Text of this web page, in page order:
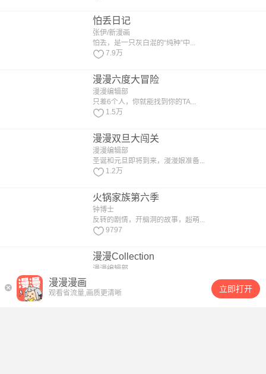
怕丢日记
张伊/新漫画
怕丢，是一只灰白混的“纯种”中...
7.9万
漫漫六度大冒险
漫漫编辑部
只差6个人，你就能找到你的TA...
1.5万
漫漫双旦大闯关
漫漫编辑部
圣诞和元旦即将到来，漫漫娘准备...
1.2万
火锅家族第六季
钟博士
反转的剧情，开脑洞的故事，超萌...
9797
漫漫Collection
漫漫编辑部
8316
漫漫漫画
观看省流量,画质更清晰 立即打开